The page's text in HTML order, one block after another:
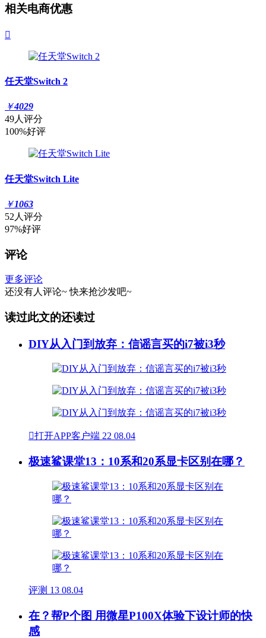
相关电商优惠

任天堂Switch 2
￥4029
49人评分
100%好评
任天堂Switch Lite
￥1063
52人评分
97%好评
评论
更多评论
还没有人评论~ 快来抢沙发吧~
读过此文的还读过
DIY从入门到放弃：信谣言买的i7被i3秒
打开APP客户端 22 08.04
极速鲨课堂13：10系和20系显卡区别在哪？
评测 13 08.04
在？帮P个图 用微星P100X体验下设计师的快
感